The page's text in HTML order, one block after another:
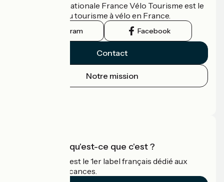
L'association nationale France Vélo Tourisme est le
guide officiel du tourisme à vélo en France.
Instagram Facebook
Contact
Notre mission
Accueil Vélo qu'est-ce que c'est ?
Accueil Vélo c'est le 1er label français dédié aux
cyclistes en vacances.